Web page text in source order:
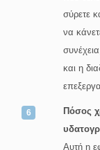
σύρετε
να
και η
Πόσος
Αυτή η